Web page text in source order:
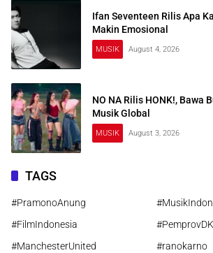
Ifan Seventeen Rilis Apa
Makin Emosional
MUSIK August 4, 2026
NO NA Rilis HONK!, Bawa
Musik Global
MUSIK August 3, 2026
TAGS
#PramonoAnung
#FilmIndonesia
#ManchesterUnited
#ranokarno